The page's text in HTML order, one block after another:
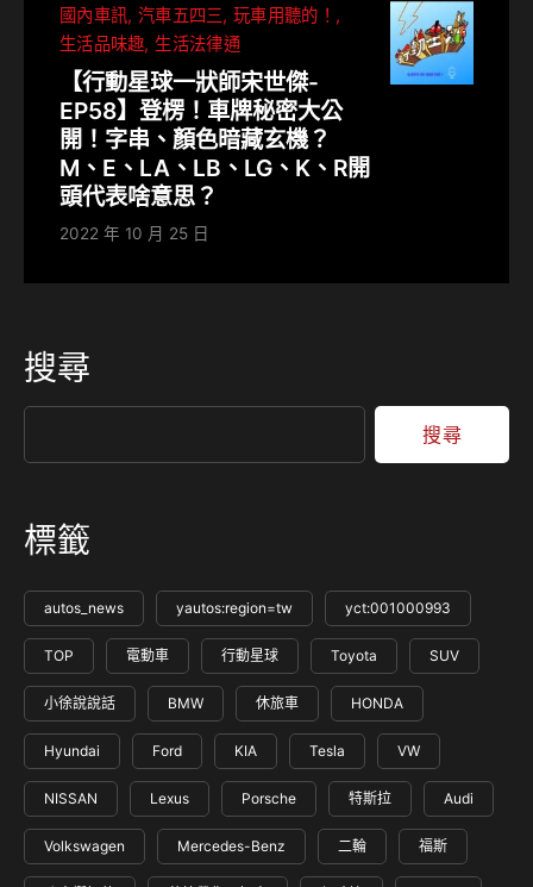
國內車訊 汽車五四三 玩車用聽的！
生活品味趣 生活法律通
【行動星球⼀狀師宋世傑-
EP58】登楞！車牌秘密大公
開！字串、顏色暗藏玄機？
M、E、LA、LB、LG、K、R開
頭代表啥意思？
2022 年 10 月 25 日
搜尋
搜尋
標籤
autos_news yautos:region=tw yct:001000993
TOP 電動車 行動星球 Toyota SUV
小徐說說話 BMW 休旅車 HONDA
Hyundai Ford KIA Tesla VW
NISSAN Lexus Porsche 特斯拉 Audi
Volkswagen Mercedes-Benz 二輪 福斯